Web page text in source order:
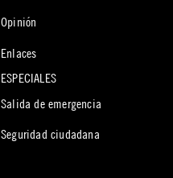
Opinión
Enlaces
ESPECIALES
Salida de emergencia
Seguridad ciudadana